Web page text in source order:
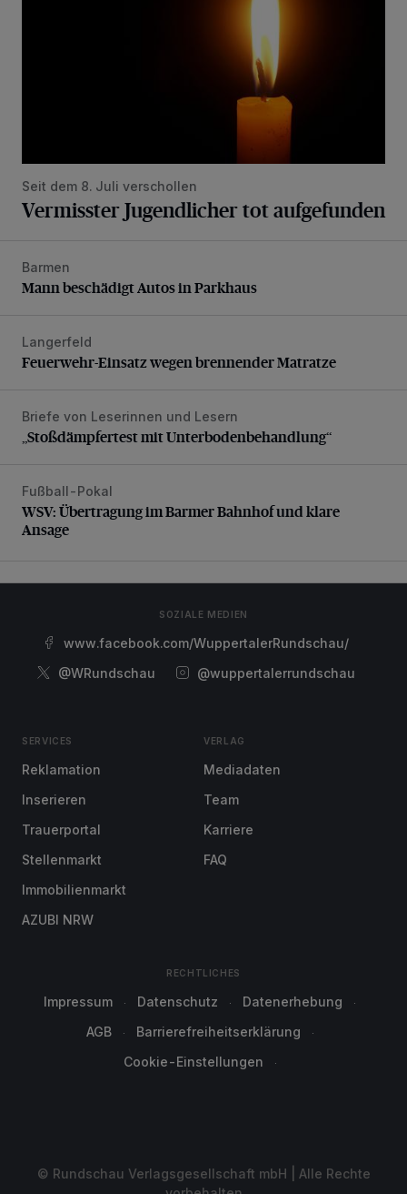
Seit dem 8. Juli verschollen
Vermisster Jugendlicher tot aufgefunden
Mann beschädigt Autos in Parkhaus
Barmen
Mann beschädigt Autos in Parkhaus
Feuerwehr-Einsatz wegen brennender Matratze
Langerfeld
Feuerwehr-Einsatz wegen brennender Matratze
„Stoßdämpfertest mit Unterbodenbehandlung“
Briefe von Leserinnen und Lesern
„Stoßdämpfertest mit Unterbodenbehandlung“
WSV: Übertragung im Barmer Bahnhof und klare Ansage
Fußball-Pokal
WSV: Übertragung im Barmer Bahnhof und klare
Ansage
SOZIALE MEDIEN
www.facebook.com/WuppertalerRundschau/
@WRundschau
@wuppertalerrundschau
SERVICES
Reklamation
Inserieren
Trauerportal
Stellenmarkt
Immobilienmarkt
AZUBI NRW
VERLAG
Mediadaten
Team
Karriere
FAQ
RECHTLICHES
Impressum Datenschutz
Datenerhebung
AGB
Barrierefreiheitserklärung
Cookie-Einstellungen
© Rundschau Verlagsgesellschaft mbH | Alle Rechte